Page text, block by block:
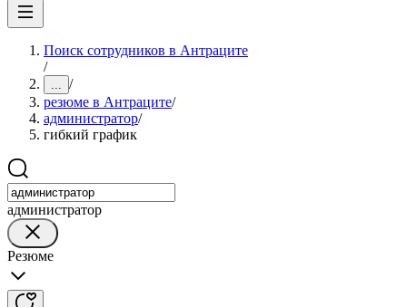
Поиск сотрудников в Антраците
/
... /
резюме в Антраците/
администратор/
гибкий график
администратор
Резюме